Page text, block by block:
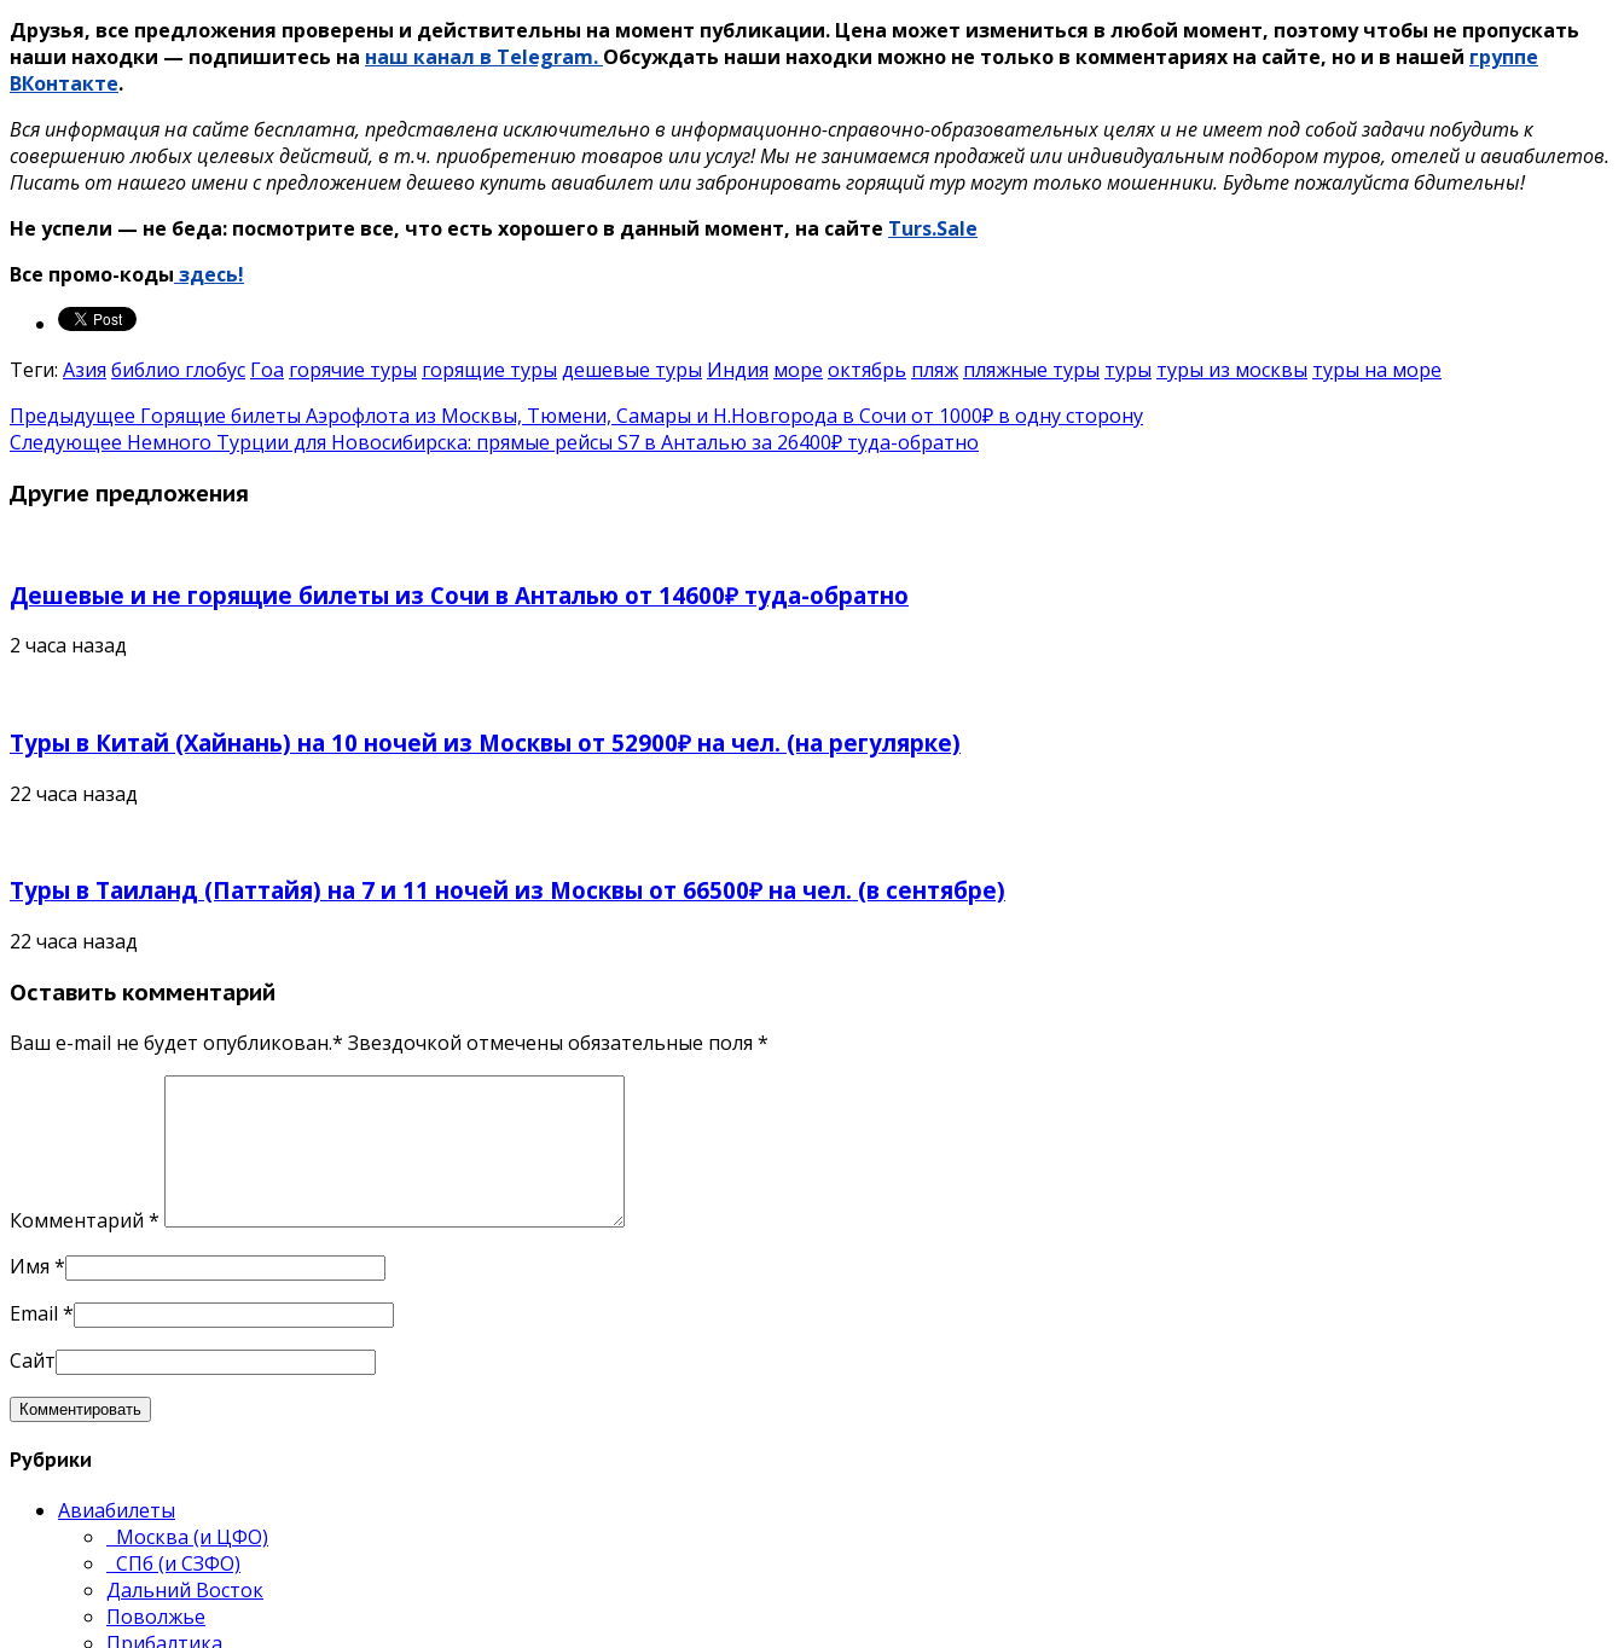
Друзья, все предложения проверены и действительны на момент публикации. Цена может измениться в любой момент, поэтому чтобы не пропускать
наши находки — подпишитесь на наш канал в Telegram. Обсуждать наши находки можно не только в комментариях на сайте, но и в нашей группе
ВКонтакте.
Вся информация на сайте бесплатна, представлена исключительно в информационно-справочно-образовательных целях и не имеет под собой задачи побудить к
совершению любых целевых действий, в т.ч. приобретению товаров или услуг! Мы не занимаемся продажей или индивидуальным подбором туров, отелей и авиабилетов.
Писать от нашего имени с предложением дешево купить авиабилет или забронировать горящий тур могут только мошенники. Будьте пожалуйста бдительны!
Не успели — не беда: посмотрите все, что есть хорошего в данный момент, на сайте Turs.Sale
Все промо-коды здесь!
Теги: Азия библио глобус Гоа горячие туры горящие туры дешевые туры Индия море октябрь пляж пляжные туры туры туры из москвы туры на море
Предыдущее Горящие билеты Аэрофлота из Москвы, Тюмени, Самары и Н.Новгорода в Сочи от 1000₽ в одну сторону
Следующее Немного Турции для Новосибирска: прямые рейсы S7 в Анталью за 26400₽ туда-обратно
Другие предложения
Дешевые и не горящие билеты из Сочи в Анталью от 14600₽ туда-обратно
2 часа назад
Туры в Китай (Хайнань) на 10 ночей из Москвы от 52900₽ на чел. (на регулярке)
22 часа назад
Туры в Таиланд (Паттайя) на 7 и 11 ночей из Москвы от 66500₽ на чел. (в сентябре)
22 часа назад
Оставить комментарий
Ваш e-mail не будет опубликован.* Звездочкой отмечены обязательные поля *
Комментарий *
Имя *
Email *
Сайт
Рубрики
Авиабилеты
Москва (и ЦФО)
СПб (и СЗФО)
Дальний Восток
Поволжье